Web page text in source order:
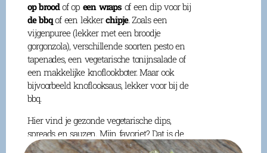
op broodof op een wraps of een dip voor bij
de bbqof een lekkerchipje. Zoals een
vijgenpuree (lekker met een broodje
gorgonzola), verschillende soorten pesto en
tapenades, een vegetarische tonijnsalade of
een makkelijke knoflookboter. Maar ook
bijvoorbeeld knoflooksaus, lekker voor bij de
bbq.
Hier vind je gezonde vegetarische dips,
spreads en sauzen. Mijn favoriet? Dat is de
mangochutney! Lekker met tortilla chips of